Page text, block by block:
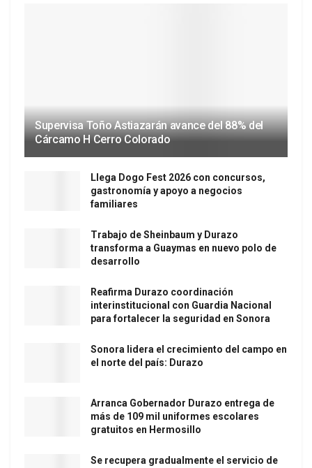
Supervisa Toño Astiazarán avance del 88% del
Cárcamo H Cerro Colorado
Llega Dogo Fest 2026 con concursos,
gastronomía y apoyo a negocios
familiares
Trabajo de Sheinbaum y Durazo
transforma a Guaymas en nuevo polo de
desarrollo
Reafirma Durazo coordinación
interinstitucional con Guardia Nacional
para fortalecer la seguridad en Sonora
Sonora lidera el crecimiento del campo en
el norte del país: Durazo
Arranca Gobernador Durazo entrega de
más de 109 mil uniformes escolares
gratuitos en Hermosillo
Se recupera gradualmente el servicio de